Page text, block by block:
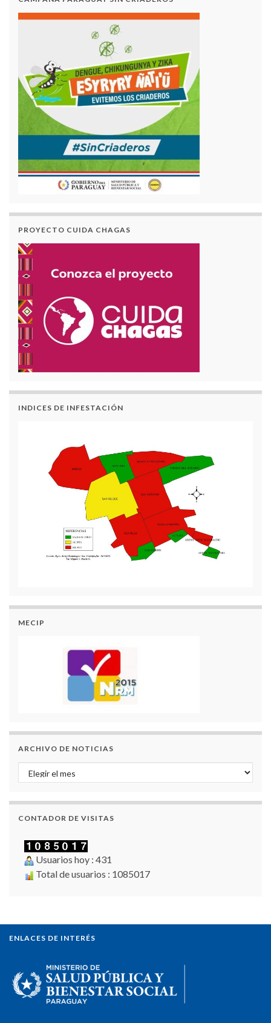
PROYECTO CUIDA CHAGAS
INDICES DE INFESTACIÓN
MECIP
ARCHIVO DE NOTICIAS
Archivo de Noticias
CONTADOR DE VISITAS
Usuarios hoy : 431
Total de usuarios : 1085017
ENLACES DE INTERÉS